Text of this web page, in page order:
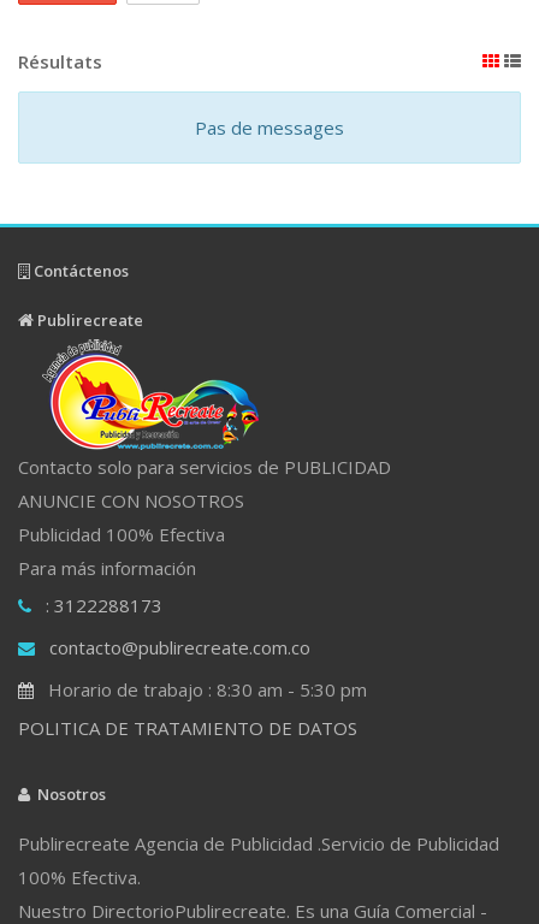
Résultats
Pas de messages
Contáctenos
Publirecreate
Contacto solo para servicios de PUBLICIDAD
ANUNCIE CON NOSOTROS
Publicidad 100% Efectiva
Para más información
: 3122288173
contacto@publirecreate.com.co
Horario de trabajo : 8:30 am - 5:30 pm
POLITICA DE TRATAMIENTO DE DATOS
Nosotros
Publirecreate Agencia de Publicidad .Servicio de Publicidad
100% Efectiva.
Nuestro DirectorioPublirecreate. Es una Guía Comercial -